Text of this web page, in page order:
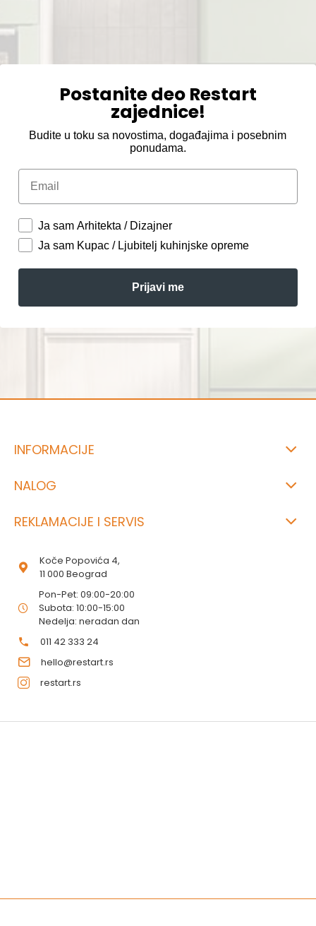
Postanite deo Restart
zajednice!
Budite u toku sa novostima, događajima i posebnim
ponudama.
Email
Ja sam Arhitekta / Dizajner
Ja sam Kupac / Ljubitelj kuhinjske opreme
Prijavi me
INFORMACIJE
NALOG
REKLAMACIJE I SERVIS
Koče Popovića 4,
11 000 Beograd
Pon-Pet: 09:00-20:00
Subota: 10:00-15:00
Nedelja: neradan dan
011 42 333 24
hello@restart.rs
restart.rs